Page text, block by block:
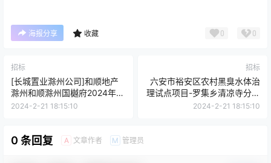
海报分享 收藏 0 0
招标
[长城置业滁州公司]和顺地产
滁州和顺滁州国樾府2024年制
作类物料采购及配送安装标段1
2024-2-21 18:15:10
招标
六安市裕安区农村黑臭水体治
理试点项目-罗集乡清凉寺分干
渠清凉寺街道段治理工程
2024-2-21 18:15:10
0 条回复 A 文章作者 M 管理员